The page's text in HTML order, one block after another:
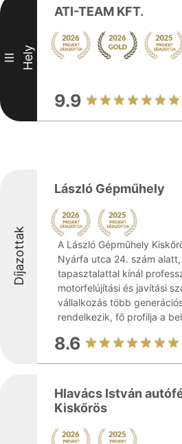
III Hely
ATI-TEAM KFT.
9.9
Díjazottak
László Gépműhely
A László Gépműhely
Nyárfa utca 24. szám
tapasztalattal kínál
motorfelújítási és javítási
vállalkozás több
rendelkezik, fő profilja a
8.6
Hlavács István
Kiskőrös